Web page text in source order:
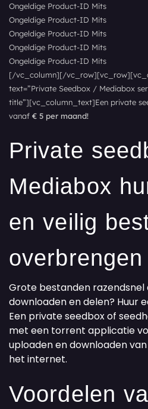
Ongeldige Product-ID Mits
Ongeldige Product-ID Mits
Ongeldige Product-ID Mits
Ongeldige Product-ID Mits
Ongeldige Product-ID Mits
[/vc_column][/
text=”Private Seedbox / Mediabox
title”][vc_column_text]Een private
vanaf € 5 per maand!
Private
Mediabox
en veilig
overbrengen
Grote bestanden razendsnel
downloaden en delen? Huur
Een private seedbox of
met een torrent applicatie
uploaden en downloaden
het internet.
Voordelen